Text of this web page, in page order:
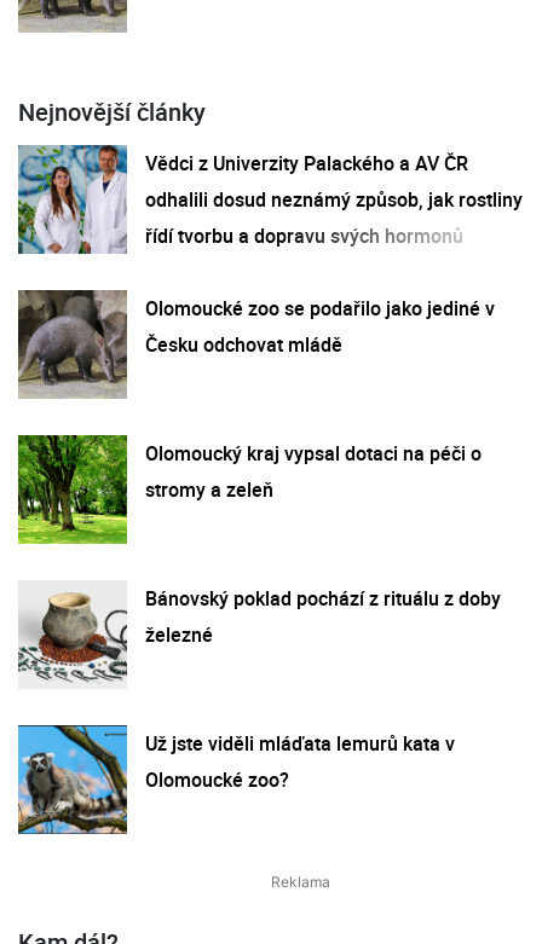
Nejnovější články
Vědci z Univerzity Palackého a AV ČR
odhalili dosud neznámý způsob, jak rostliny
řídí tvorbu a dopravu svých hormonů
Olomoucké zoo se podařilo jako jediné v
Česku odchovat mládě
Olomoucký kraj vypsal dotaci na péči o
stromy a zeleň
Bánovský poklad pochází z rituálu z doby
železné
Už jste viděli mláďata lemurů kata v
Olomoucké zoo?